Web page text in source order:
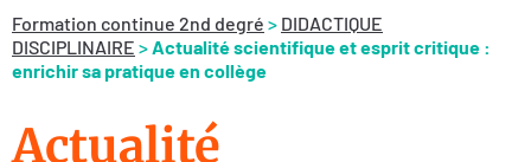
Formation continue 2nd degré > DIDACTIQUE
DISCIPLINAIRE > Actualité scientifique et esprit critique :
enrichir sa pratique en collège
Actualité